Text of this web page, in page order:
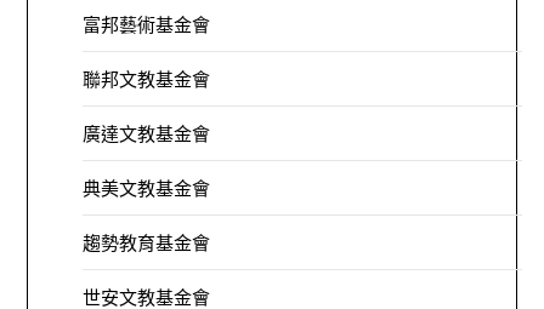
富邦藝術基金會
聯邦文教基金會
廣達文教基金會
典美文教基金會
趨勢教育基金會
世安文教基金會